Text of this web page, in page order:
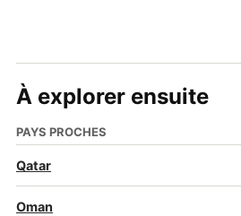
À explorer ensuite
PAYS PROCHES
Qatar
Oman